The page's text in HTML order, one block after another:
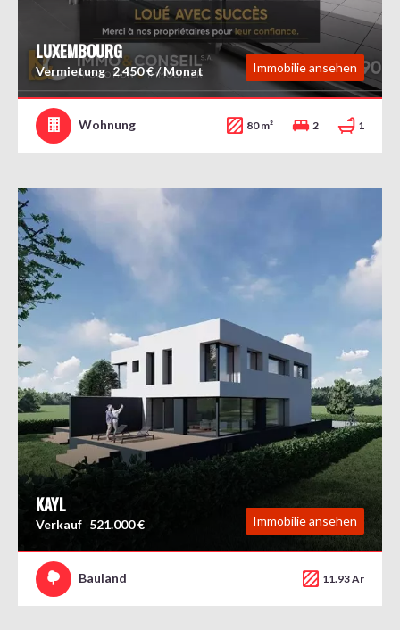
LUXEMBOURG
Vermietung 2.450 € / Monat Immobilie ansehen
Wohnung 80 m² 2 1
KAYL
Verkauf 521.000 € Immobilie ansehen
Bauland 11.93 Ar